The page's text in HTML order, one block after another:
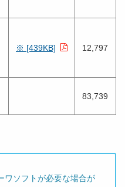
※ [439KB] 12,797
83,739
ワソフトが必要な場合が